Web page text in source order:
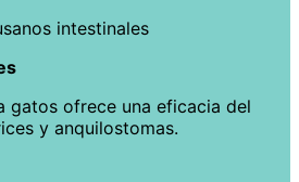
gatos ofrece una eficacia del
y anquilostomas.